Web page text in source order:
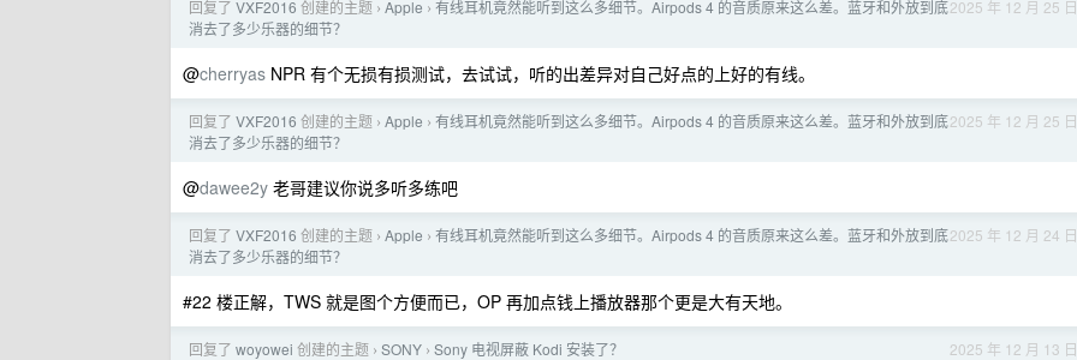
2025 年 12 月 25 日
回复了 VXF2016 创建的主题 › Apple › 有线耳机竟然能听到这么多细节。Airpods 4 的音质原来这么差。蓝牙和外放到底
消去了多少乐器的细节？
@cherryas NPR 有个无损有损测试，去试试，听的出差异对自己好点的上好的有线。
2025 年 12 月 25 日
回复了 VXF2016 创建的主题 › Apple › 有线耳机竟然能听到这么多细节。Airpods 4 的音质原来这么差。蓝牙和外放到底
消去了多少乐器的细节？
@dawee2y 老哥建议你说多听多练吧
2025 年 12 月 24 日
回复了 VXF2016 创建的主题 › Apple › 有线耳机竟然能听到这么多细节。Airpods 4 的音质原来这么差。蓝牙和外放到底
消去了多少乐器的细节？
#22 楼正解，TWS 就是图个方便而已，OP 再加点钱上播放器那个更是大有天地。
2025 年 12 月 13 日
回复了 woyowei 创建的主题 › SONY › Sony 电视屏蔽 Kodi 安装了？